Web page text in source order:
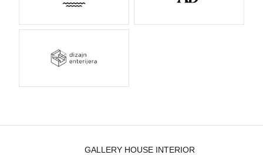
GALLERY HOUSE INTERIOR